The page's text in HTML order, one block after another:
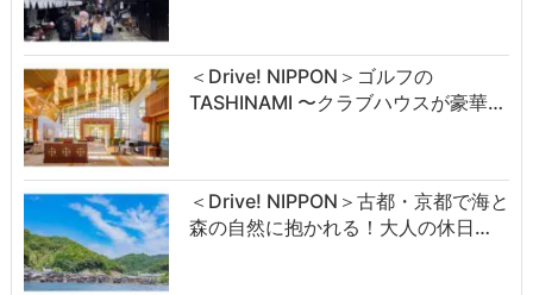
＜Drive! NIPPON＞ゴルフの
TASHINAMI 〜クラブハウスが豪華…
＜Drive! NIPPON＞古都・京都で海と
森の自然に抱かれる！大人の休日…